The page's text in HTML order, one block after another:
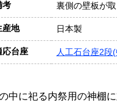
考 裏側の壁板が
産地 日本製
応台座 人工石台座2段
中に祀る内祭用の神棚